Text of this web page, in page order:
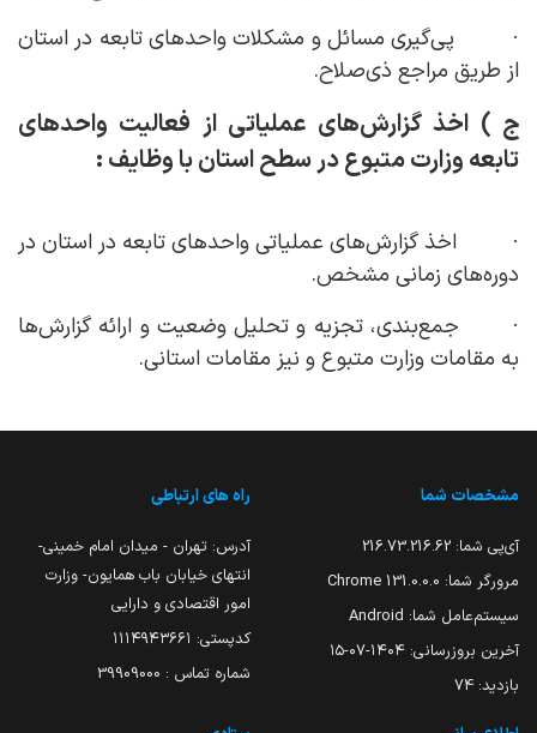
· پی‌گیری مسائل و مشکلات واحدهای تابعه در استان
از طریق مراجع ذی‌صلاح.
ج ) اخذ گزارش‌های عملیاتی از فعالیت واحدهای
تابعه ‌وزارت متبوع در سطح استان با وظایف :
· اخذ گزارش‌های عملیاتی واحدهای تابعه در استان در
دوره‌های زمانی مشخص.
· جمع‌بندی، تجزیه و تحلیل وضعیت و ارائه گزارش‌ها
به مقامات وزارت متبوع و نیز مقامات استانی.
مشخصات شما
آی‌پی شما: 216.73.216.62
مرورگر شما: 131.0.0.0 Chrome
سیستم‌عامل شما: Android
آخرین بروزرسانی: ۱۴۰۴-۰۷-۱۵
بازدید: 74
راه های ارتباطی
آدرس: تهران - میدان امام خمینی-
انتهای خیابان باب همایون- وزارت
امور اقتصادی و دارایی
کدپستی: ۱۱۱۴۹۴۳۶۶۱
شماره تماس : 39909000